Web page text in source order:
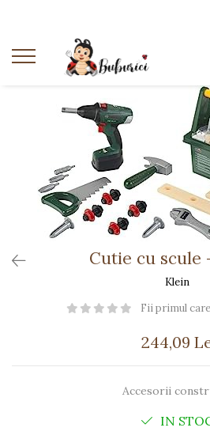
Categorii
Interactive
Exterior
Interior
Bucătărie
Pluș
Cutie cu scule
Klein
Fii primul
244,09
Accesorii
IN